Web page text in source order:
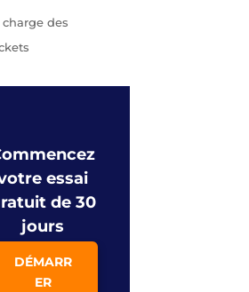
charge des
essai
de 30
jours
DÉMARR
ER